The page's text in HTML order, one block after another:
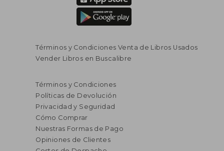
Términos y Condiciones Venta de Libros Usados
Vender Libros en Buscalibre
Términos y Condiciones
Políticas de Devolución
Privacidad y Seguridad
Cómo Comprar
Nuestras Formas de Pago
Opiniones de Clientes